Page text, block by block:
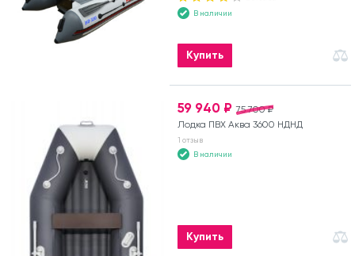
В наличии
Купить
75 700 ₽
59 940 ₽
Лодка ПВХ Аква 3600 НДНД
1 отзыв
В наличии
Купить